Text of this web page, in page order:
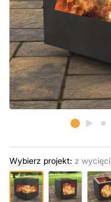
Wybierz projekt: z